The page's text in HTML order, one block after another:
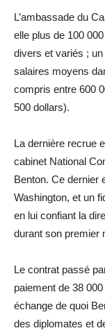
L’ambassade du
elle plus de 100
divers et variés ;
salaires moyens
compris entre 600
500 dollars).
La dernière recrue
cabinet National
Benton. Ce dernier
Washington, et un
en lui confiant la
durant son premier
Le contrat passé
paiement de 38
échange de quoi
des diplomates et